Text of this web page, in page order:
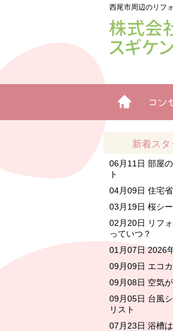
西尾市周辺のリフ
新着ス
06月11日 部屋
ト
04月09日 住宅
03月19日 桜シ
02月20日 リフ
っていつ？
01月07日 2026
09月09日 エコ
09月08日 空気
09月05日 台風
リスト
07月23日 浴槽